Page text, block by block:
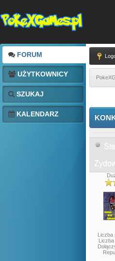
FORUM
UŻYTKOWNICY
SZUKAJ
KALENDARZ
Liczba